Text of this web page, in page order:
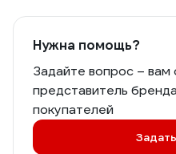
Нужна помощь?
Задайте вопрос – вам
представитель
покупателей